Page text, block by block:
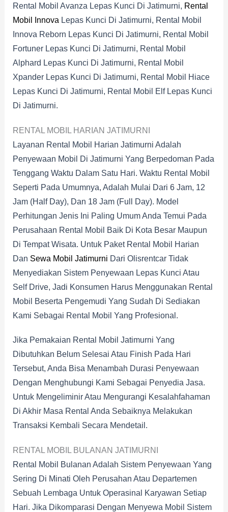
Rental Mobil Avanza Lepas Kunci Di Jatimurni, Rental
Mobil Innova Lepas Kunci Di Jatimurni, Rental Mobil
Innova Reborn Lepas Kunci Di Jatimurni, Rental Mobil
Fortuner Lepas Kunci Di Jatimurni, Rental Mobil
Alphard Lepas Kunci Di Jatimurni, Rental Mobil
Xpander Lepas Kunci Di Jatimurni, Rental Mobil Hiace
Lepas Kunci Di Jatimurni, Rental Mobil Elf Lepas Kunci
Di Jatimurni.
RENTAL MOBIL HARIAN JATIMURNI
Layanan Rental Mobil Harian Jatimurni Adalah
Penyewaan Mobil Di Jatimurni Yang Berpedoman Pada
Tenggang Waktu Dalam Satu Hari. Waktu Rental Mobil
Seperti Pada Umumnya, Adalah Mulai Dari 6 Jam, 12
Jam (half Day), Dan 18 Jam (full Day). Model
Perhitungan Jenis Ini Paling Umum Anda Temui Pada
Perusahaan Rental Mobil Baik Di Kota Besar Maupun
Di Tempat Wisata. Untuk Paket Rental Mobil Harian
Dan Sewa Mobil Jatimurni Dari Olisrentcar Tidak
Menyediakan Sistem Penyewaan Lepas Kunci Atau
Self Drive, Jadi Konsumen Harus Menggunakan Rental
Mobil Beserta Pengemudi Yang Sudah Di Sediakan
Kami Sebagai Rental Mobil Yang Profesional.
Jika Pemakaian Rental Mobil Jatimurni Yang
Dibutuhkan Belum Selesai Atau Finish Pada Hari
Tersebut, Anda Bisa Menambah Durasi Penyewaan
Dengan Menghubungi Kami Sebagai Penyedia Jasa.
Untuk Mengeliminir Atau Mengurangi Kesalahfahaman
Di Akhir Masa Rental Anda Sebaiknya Melakukan
Transaksi Kembali Secara Mendetail.
RENTAL MOBIL BULANAN JATIMURNI
Rental Mobil Bulanan Adalah Sistem Penyewaan Yang
Sering Di Minati Oleh Perusahan Atau Departemen
Sebuah Lembaga Untuk Operasinal Karyawan Setiap
Hari. Jika Dikomparasi Dengan Menyewa Mobil Sistem